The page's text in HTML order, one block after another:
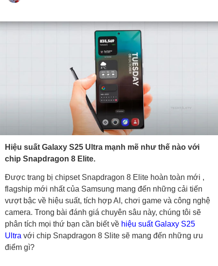
Hiệu suất Galaxy S25 Ultra mạnh mẽ như thế nào với
chip Snapdragon 8 Elite.
Được trang bị chipset Snapdragon 8 Elite hoàn toàn mới ,
flagship mới nhất của Samsung mang đến những cải tiến
vượt bậc về hiệu suất, tích hợp AI, chơi game và công nghệ
camera. Trong bài đánh giá chuyên sâu này, chúng tôi sẽ
phân tích mọi thứ bạn cần biết về hiệu suất Galaxy S25
Ultra với chip Snapdragon 8 Slite sẽ mang đến những ưu
điểm gì?